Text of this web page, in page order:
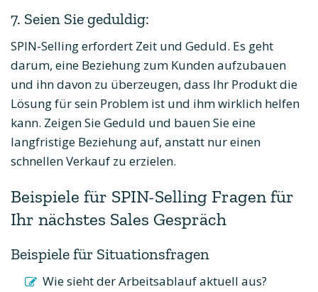
7. Seien Sie geduldig:
SPIN-Selling erfordert Zeit und Geduld. Es geht
darum, eine Beziehung zum Kunden aufzubauen
und ihn davon zu überzeugen, dass Ihr Produkt die
Lösung für sein Problem ist und ihm wirklich helfen
kann. Zeigen Sie Geduld und bauen Sie eine
langfristige Beziehung auf, anstatt nur einen
schnellen Verkauf zu erzielen.
Beispiele für SPIN-Selling Fragen für
Ihr nächstes Sales Gespräch
Beispiele für Situationsfragen
Wie sieht der Arbeitsablauf aktuell aus?